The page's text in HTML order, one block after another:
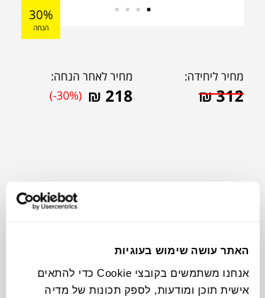
האתר עושה שימוש בעוגיות
אנחנו משתמשים בקובצי Cookie כדי להתאים
אישית תוכן ומודעות, לספק תכונות של מדיה
30%
הנחה
מחיר ליחידה:
₪312
מחיר לאחר הנחה:
₪ 218
(-30%)
תוכלו למצוא אותי ב: